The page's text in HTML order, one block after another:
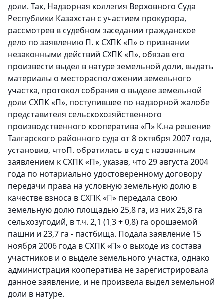
доли. Так, Надзорная коллегия Верховного Суда
Республики Казахстан с участием прокурора,
рассмотрев в судебном заседании гражданское
дело по заявлению П. к СХПК «П» о признании
незаконными действий СХПК «П», обязав его
произвести выдел в натуре земельной доли, выдать
материалы о месторасположении земельного
участка, протокол собрания о выделе земельной
доли СХПК «П», поступившее по надзорной жалобе
представителя сельскохозяйственного
производственного кооператива «П» К.на решение
Талгарского районного суда от 8 октября 2007 года,
установив, чтоП. обратилась в суд с названным
заявлением к СХПК «П», указав, что 29 августа 2004
года по нотариально удостоверенному договору
передачи права на условную земельную долю в
качестве взноса в СХПК «П» передала свою
земельную долю площадью 25,8 га, из них 25,8 га
сельхозугодий, в т.ч. 2,1 (1,3 + 0,8) га орошаемой
пашни и 23,7 га - пастбища. Подала заявление 15
ноября 2006 года в СХПК «П» о выходе из состава
участников и о выделе земельного участка, однако
администрация кооператива не зарегистрировала
данное заявление, и не произвела выдел земельной
доли в натуре.